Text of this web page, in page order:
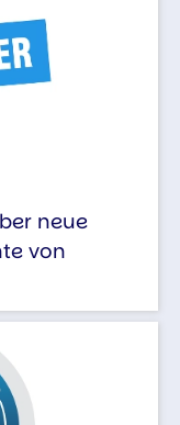
neue
von